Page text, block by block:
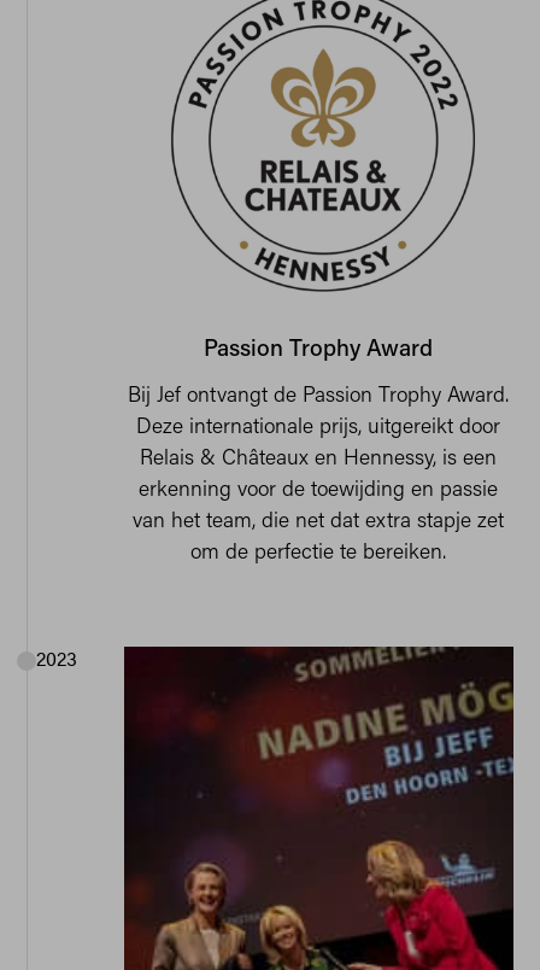
Passion Trophy Award
Bij Jef ontvangt de Passion Trophy Award.
Deze internationale prijs, uitgereikt door
Relais & Châteaux en Hennessy, is een
erkenning voor de toewijding en passie
van het team, die net dat extra stapje zet
om de perfectie te bereiken.
2023